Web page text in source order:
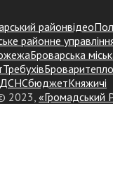
районвідео
районне управління
Броварська
Требухів
ДСНСбюджетКняжичі
2023, «Громадський